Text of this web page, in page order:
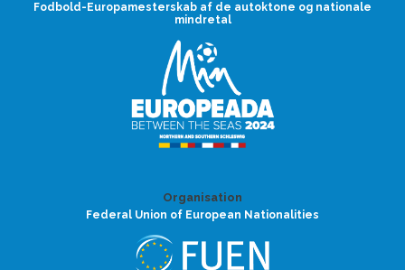
Fodbold-Europamesterskab af de autoktone og nationale
mindretal
Organisation
Federal Union of European Nationalities